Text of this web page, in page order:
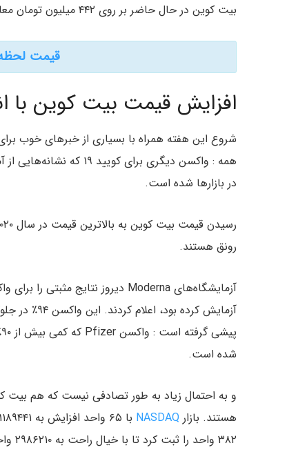
بیت کوین در حال حاضر بر روی ۴۴۲ میلیون تومان معامله می شود.
قیمت
افزایش قیمت بیت کوین با
شروع این هفته همراه با بسیاری از خبرهای خوب
همه : واکسن دیگری برای
در بازارها شده است.
رونق هستند.
آزمایش
شده است.
و به احتمال زیاد به طور تصادفی نیست که هم بیت
هستند. بازار NASDAQ